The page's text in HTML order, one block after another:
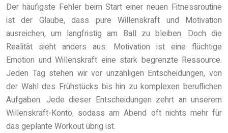
Der häufigste Fehler beim Start einer neuen Fitnessroutine
ist der Glaube, dass pure Willenskraft und Motivation
ausreichen, um langfristig am Ball zu bleiben. Doch die
Realität sieht anders aus: Motivation ist eine flüchtige
Emotion und Willenskraft eine stark begrenzte Ressource.
Jeden Tag stehen wir vor unzähligen Entscheidungen, von
der Wahl des Frühstücks bis hin zu komplexen beruflichen
Aufgaben. Jede dieser Entscheidungen zehrt an unserem
Willenskraft-Konto, sodass am Abend oft nichts mehr für
das geplante Workout übrig ist.